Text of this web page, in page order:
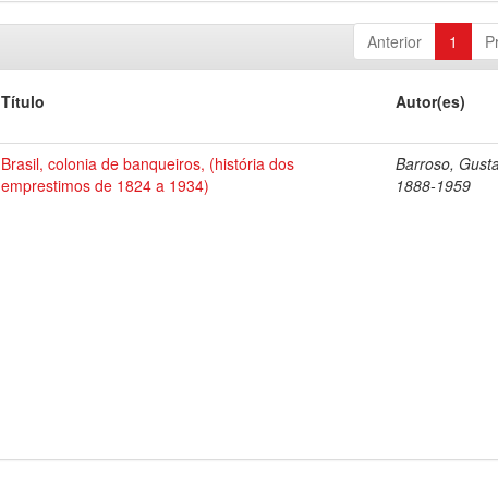
Anterior 1
Título Autor(es)
Brasil, colonia de banqueiros, (história dos
emprestimos de 1824 a 1934)
Barroso,
1888-1959